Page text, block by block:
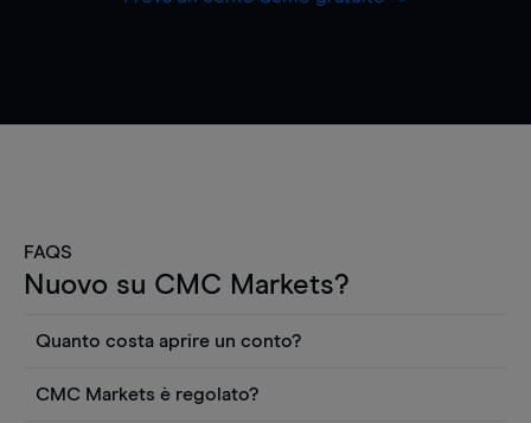
FAQS
Nuovo su CMC Markets?
Quanto costa aprire un conto?
Puoi anche visualizzare gratuitamente i prezzi e
CMC Markets è regolato?